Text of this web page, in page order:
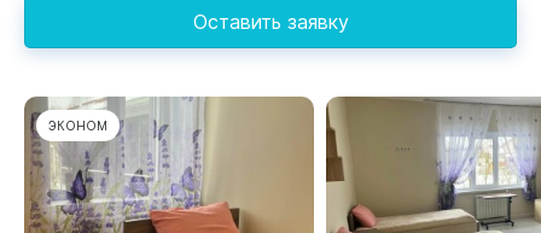
Оставить заявку
ЭКОНОМ